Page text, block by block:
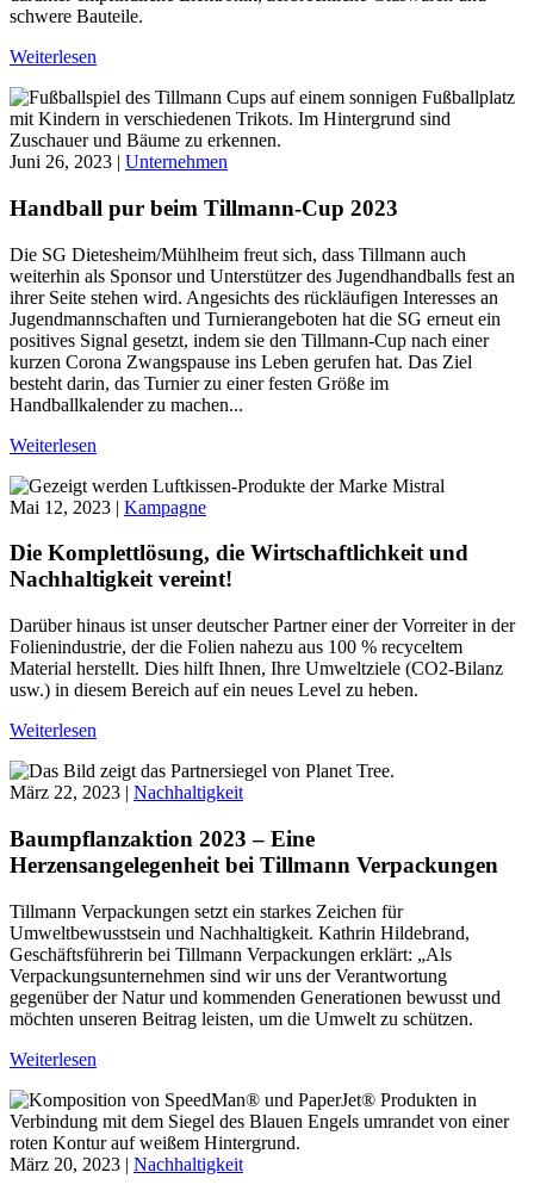
schwere Bauteile.
Weiterlesen
Juni 26, 2023 | Unternehmen
Handball pur beim Tillmann-Cup 2023
Die SG Dietesheim/Mühlheim freut sich, dass Tillmann auch
weiterhin als Sponsor und Unterstützer des Jugendhandballs fest an
ihrer Seite stehen wird. Angesichts des rückläufigen Interesses an
Jugendmannschaften und Turnierangeboten hat die SG erneut ein
positives Signal gesetzt, indem sie den Tillmann-Cup nach einer
kurzen Corona Zwangspause ins Leben gerufen hat. Das Ziel
besteht darin, das Turnier zu einer festen Größe im
Handballkalender zu machen...
Weiterlesen
Mai 12, 2023 | Kampagne
Die Komplettlösung, die Wirtschaftlichkeit und
Nachhaltigkeit vereint!
Darüber hinaus ist unser deutscher Partner einer der Vorreiter in der
Folienindustrie, der die Folien nahezu aus 100 % recyceltem
Material herstellt. Dies hilft Ihnen, Ihre Umweltziele (CO2-Bilanz
usw.) in diesem Bereich auf ein neues Level zu heben.
Weiterlesen
März 22, 2023 | Nachhaltigkeit
Baumpflanzaktion 2023 – Eine
Herzensangelegenheit bei Tillmann Verpackungen
Tillmann Verpackungen setzt ein starkes Zeichen für
Umweltbewusstsein und Nachhaltigkeit. Kathrin Hildebrand,
Geschäftsführerin bei Tillmann Verpackungen erklärt: „Als
Verpackungsunternehmen sind wir uns der Verantwortung
gegenüber der Natur und kommenden Generationen bewusst und
möchten unseren Beitrag leisten, um die Umwelt zu schützen.
Weiterlesen
März 20, 2023 | Nachhaltigkeit